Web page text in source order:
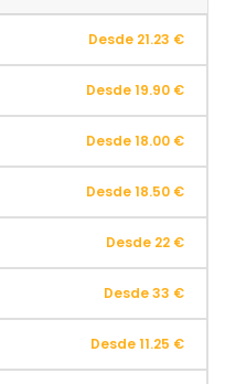
Desde 21.23 €
Desde 19.90 €
Desde 18.00 €
Desde 18.50 €
Desde 22 €
Desde 33 €
Desde 11.25 €